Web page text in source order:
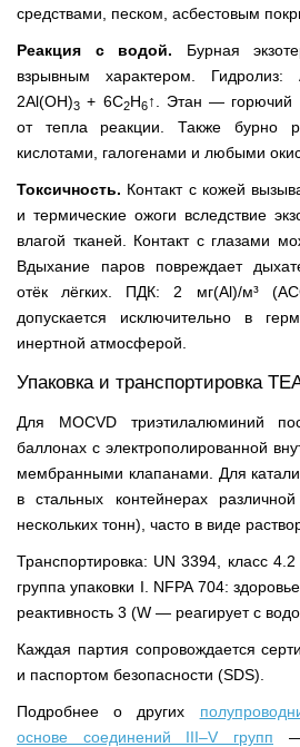
средствами, песком, асбестовым
Реакция с водой. Бурная
взрывным характером. Гидролиз:
2Al(OH)3 + 6C2H6↑. Этан — горючий
от тепла реакции. Также бурно
кислотами, галогенами и любыми
Токсичность. Контакт с кожей
и термические ожоги вследствие
влагой тканей. Контакт с глазами
Вдыхание паров повреждает
отёк лёгких. ПДК: 2 мг(Al)/м³
допускается исключительно в
инертной атмосферой.
Упаковка и транспортировка
Для MOCVD триэтилалюминий
баллонах с электрополированной
мембранными клапанами. Для
в стальных контейнерах
нескольких тонн), часто в виде
Транспортировка: UN 3394, класс
группа упаковки I. NFPA 704:
реактивность 3 (W — реагирует с
Каждая партия сопровождается
и паспортом безопасности (SDS).
Подробнее о других
основе соединений III–V групп —